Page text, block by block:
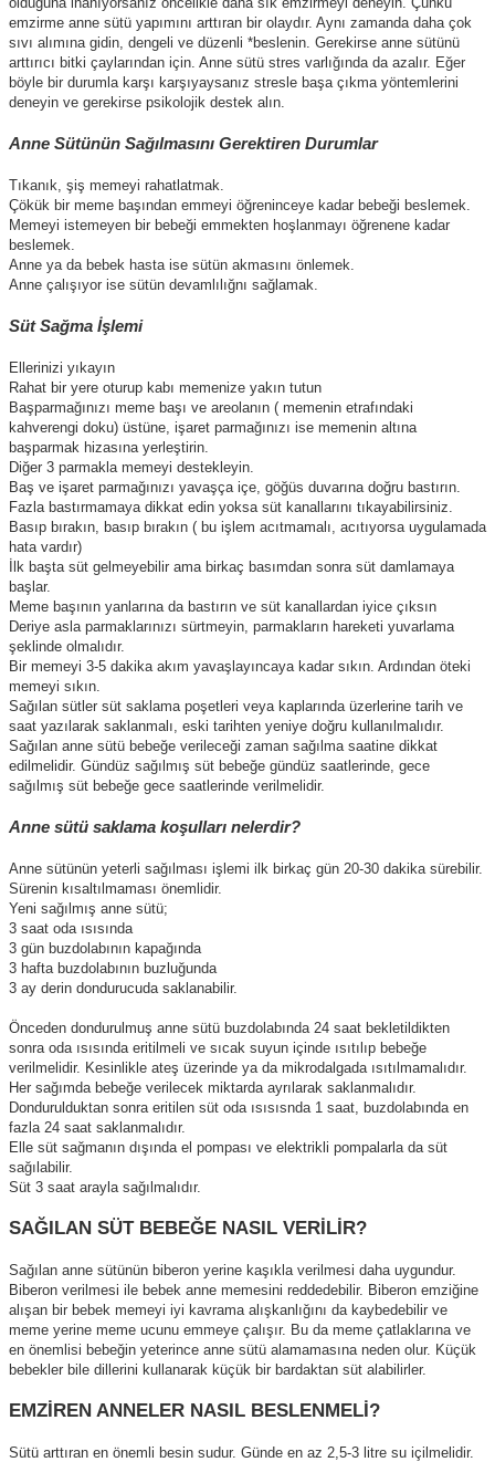
emzirme anne sütü yapımını arttıran bir olaydır. Aynı zamanda daha çok
sıvı alımına gidin, dengeli ve düzenli *beslenin. Gerekirse anne sütünü
arttırıcı bitki çaylarından için. Anne sütü stres varlığında da azalır. Eğer
böyle bir durumla karşı karşıyaysanız stresle başa çıkma yöntemlerini
deneyin ve gerekirse psikolojik destek alın.
Anne Sütünün Sağılmasını Gerektiren Durumlar
Tıkanık, şiş memeyi rahatlatmak.
Çökük bir meme başından emmeyi öğreninceye kadar bebeği beslemek.
Memeyi istemeyen bir bebeği emmekten hoşlanmayı öğrenene kadar
beslemek.
Anne ya da bebek hasta ise sütün akmasını önlemek.
Anne çalışıyor ise sütün devamlılığnı sağlamak.
Süt Sağma İşlemi
Ellerinizi yıkayın
Rahat bir yere oturup kabı memenize yakın tutun
Başparmağınızı meme başı ve areolanın ( memenin etrafındaki
kahverengi doku) üstüne, işaret parmağınızı ise memenin altına
başparmak hizasına yerleştirin.
Diğer 3 parmakla memeyi destekleyin.
Baş ve işaret parmağınızı yavaşça içe, göğüs duvarına doğru bastırın.
Fazla bastırmamaya dikkat edin yoksa süt kanallarını tıkayabilirsiniz.
Basıp bırakın, basıp bırakın ( bu işlem acıtmamalı, acıtıyorsa uygulamada
hata vardır)
İlk başta süt gelmeyebilir ama birkaç basımdan sonra süt damlamaya
başlar.
Meme başının yanlarına da bastırın ve süt kanallardan iyice çıksın
Deriye asla parmaklarınızı sürtmeyin, parmakların hareketi yuvarlama
şeklinde olmalıdır.
Bir memeyi 3-5 dakika akım yavaşlayıncaya kadar sıkın. Ardından öteki
memeyi sıkın.
Sağılan sütler süt saklama poşetleri veya kaplarında üzerlerine tarih ve
saat yazılarak saklanmalı, eski tarihten yeniye doğru kullanılmalıdır.
Sağılan anne sütü bebeğe verileceği zaman sağılma saatine dikkat
edilmelidir. Gündüz sağılmış süt bebeğe gündüz saatlerinde, gece
sağılmış süt bebeğe gece saatlerinde verilmelidir.
Anne sütü saklama koşulları nelerdir?
Anne sütünün yeterli sağılması işlemi ilk birkaç gün 20-30 dakika sürebilir.
Sürenin kısaltılmaması önemlidir.
Yeni sağılmış anne sütü;
3 saat oda ısısında
3 gün buzdolabının kapağında
3 hafta buzdolabının buzluğunda
3 ay derin dondurucuda saklanabilir.
Önceden dondurulmuş anne sütü buzdolabında 24 saat bekletildikten
sonra oda ısısında eritilmeli ve sıcak suyun içinde ısıtılıp bebeğe
verilmelidir. Kesinlikle ateş üzerinde ya da mikrodalgada ısıtılmamalıdır.
Her sağımda bebeğe verilecek miktarda ayrılarak saklanmalıdır.
Dondurulduktan sonra eritilen süt oda ısısısnda 1 saat, buzdolabında en
fazla 24 saat saklanmalıdır.
Elle süt sağmanın dışında el pompası ve elektrikli pompalarla da süt
sağılabilir.
Süt 3 saat arayla sağılmalıdır.
SAĞILAN SÜT BEBEĞE NASIL VERİLİR?
Sağılan anne sütünün biberon yerine kaşıkla verilmesi daha uygundur.
Biberon verilmesi ile bebek anne memesini reddedebilir. Biberon emziğine
alışan bir bebek memeyi iyi kavrama alışkanlığını da kaybedebilir ve
meme yerine meme ucunu emmeye çalışır. Bu da meme çatlaklarına ve
en önemlisi bebeğin yeterince anne sütü alamamasına neden olur. Küçük
bebekler bile dillerini kullanarak küçük bir bardaktan süt alabilirler.
EMZİREN ANNELER NASIL BESLENMELİ?
Sütü arttıran en önemli besin sudur. Günde en az 2,5-3 litre su içilmelidir.